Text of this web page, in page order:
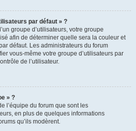
par défaut » ?
groupe d’utilisateurs, votre groupe
afin de déterminer quelle sera la couleur et
défaut. Les administrateurs du forum
vous-même votre groupe d’utilisateurs par
de l’utilisateur.
» ?
l’équipe du forum que sont les
en plus de quelques informations
qu’ils modèrent.